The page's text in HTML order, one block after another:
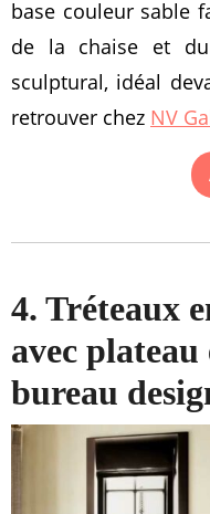
base couleur sable
de la chaise et
sculptural, idéal
retrouver chez NV
4. Tréteaux
avec
bureau